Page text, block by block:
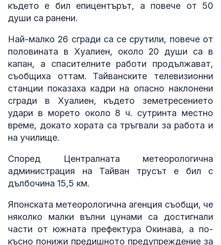
където е бил епицентърът, а повече от 50
души са ранени.
Най-малко 26 сгради са се срутили, повече от
половината в Хуалиен, около 20 души са в
капан, а спасителните работи продължават,
съобщиха оттам. Тайванските телевизионни
станции показаха кадри на опасно наклонени
сгради в Хуалиен, където земетресението
удари в морето около 8 ч. сутринта местно
време, докато хората са тръгвали за работа и
на училище.
Според Централната метеорологична
администрация на Тайван трусът е бил с
дълбочина 15,5 км.
Японската метеорологична агенция съобщи, че
няколко малки вълни цунами са достигнали
части от южната префектура Окинава, а по-
късно понижи предишното предупреждение за